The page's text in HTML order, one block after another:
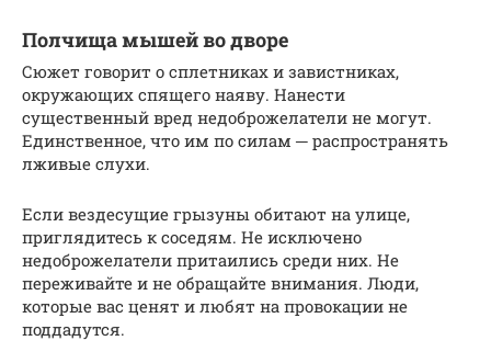
Полчища мышей во дворе
Сюжет говорит о сплетниках и завистниках,
окружающих спящего наяву. Нанести
существенный вред недоброжелатели не могут.
Единственное, что им по силам ─ распространять
лживые слухи.
Если вездесущие грызуны обитают на улице,
приглядитесь к соседям. Не исключено
недоброжелатели притаились среди них. Не
переживайте и не обращайте внимания. Люди,
которые вас ценят и любят на провокации не
поддадутся.